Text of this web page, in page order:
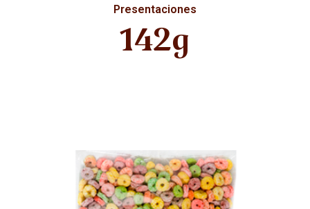
Presentaciones
142g